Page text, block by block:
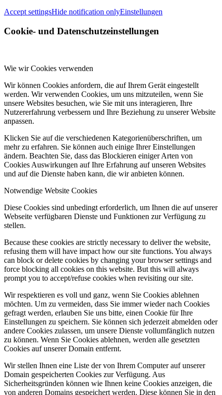
Accept settingsHide notification onlyEinstellungen
Cookie- und Datenschutzeinstellungen
Wie wir Cookies verwenden
Wir können Cookies anfordern, die auf Ihrem Gerät eingestellt
werden. Wir verwenden Cookies, um uns mitzuteilen, wenn Sie
unsere Websites besuchen, wie Sie mit uns interagieren, Ihre
Nutzererfahrung verbessern und Ihre Beziehung zu unserer Website
anpassen.
Klicken Sie auf die verschiedenen Kategorienüberschriften, um
mehr zu erfahren. Sie können auch einige Ihrer Einstellungen
ändern. Beachten Sie, dass das Blockieren einiger Arten von
Cookies Auswirkungen auf Ihre Erfahrung auf unseren Websites
und auf die Dienste haben kann, die wir anbieten können.
Notwendige Website Cookies
Diese Cookies sind unbedingt erforderlich, um Ihnen die auf unserer
Webseite verfügbaren Dienste und Funktionen zur Verfügung zu
stellen.
Because these cookies are strictly necessary to deliver the website,
refusing them will have impact how our site functions. You always
can block or delete cookies by changing your browser settings and
force blocking all cookies on this website. But this will always
prompt you to accept/refuse cookies when revisiting our site.
Wir respektieren es voll und ganz, wenn Sie Cookies ablehnen
möchten. Um zu vermeiden, dass Sie immer wieder nach Cookies
gefragt werden, erlauben Sie uns bitte, einen Cookie für Ihre
Einstellungen zu speichern. Sie können sich jederzeit abmelden oder
andere Cookies zulassen, um unsere Dienste vollumfänglich nutzen
zu können. Wenn Sie Cookies ablehnen, werden alle gesetzten
Cookies auf unserer Domain entfernt.
Wir stellen Ihnen eine Liste der von Ihrem Computer auf unserer
Domain gespeicherten Cookies zur Verfügung. Aus
Sicherheitsgründen können wie Ihnen keine Cookies anzeigen, die
von anderen Domains gespeichert werden. Diese können Sie in den